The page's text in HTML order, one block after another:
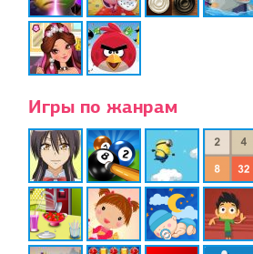
Игры по жанрам